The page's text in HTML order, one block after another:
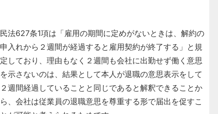
民法627条1項は 「雇用の期間に定めがないときは、解約の
申入れから２週間が経過すると雇用契約が終了する」 と規
定しており、理由もなく２週間も会社に出勤せず働く意思
を示さないのは、結果として本人が退職の意思表示をして
２週間経過していることと同じであると解釈できることか
ら、会社は従業員の退職意思を尊重する形で届出を促すこ